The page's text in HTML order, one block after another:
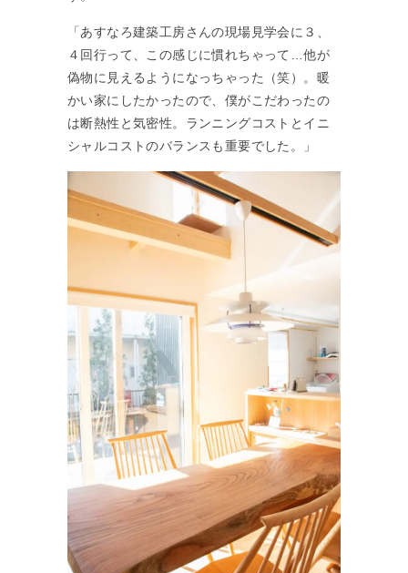
「あすなろ建築工房さんの現場見学会に３、
４回行って、この感じに慣れちゃって…他が
偽物に見えるようになっちゃった（笑）。暖
かい家にしたかったので、僕がこだわったの
は断熱性と気密性。ランニングコストとイニ
シャルコストのバランスも重要でした。」